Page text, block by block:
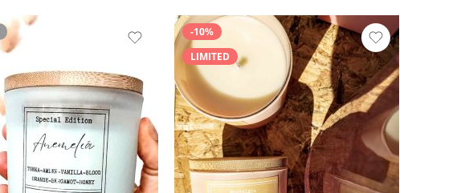
-10%
LIMITED